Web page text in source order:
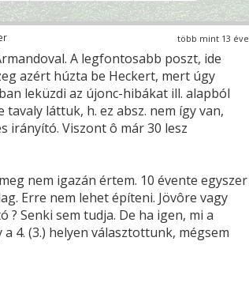
több mint 13 éve
A legfontosabb poszt, ide
azért húzta be Heckert, mert úgy
leküzdi az újonc-hibákat ill. alapból
láttuk, h. ez absz. nem így van,
irányító. Viszont ô már 30 lesz
nem igazán értem. 10 évente egyszer
Erre nem lehet építeni. Jövôre vagy
? Senki sem tudja. De ha igen, mi a
4. (3.) helyen választottunk, mégsem